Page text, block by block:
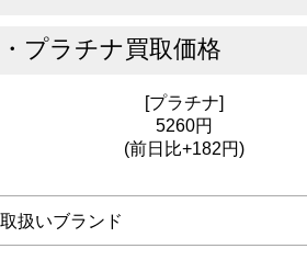
プラチナ買取価格
[プラチナ]
5260円
(前日比+182円)
取扱いブランド